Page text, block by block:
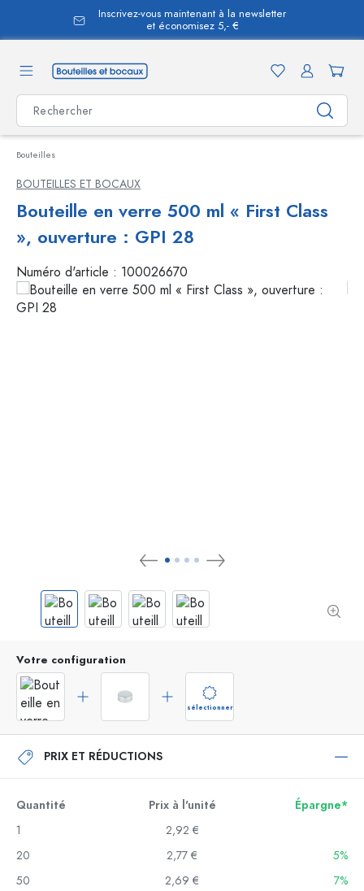
principal
Inscrivez-vous maintenant à la newsletter
et économisez 5,- €
Bouteilles
BOUTEILLES ET BOCAUX
Bouteille en verre 500 ml « First Class
», ouverture : GPI 28
Numéro d'article : 100026670
Votre configuration
sélectionner
PRIX ET RÉDUCTIONS
Quantité Prix à l'unité
Épargne*
1
2,92 €
20
2,77 €
5%
50
2,69 €
7%